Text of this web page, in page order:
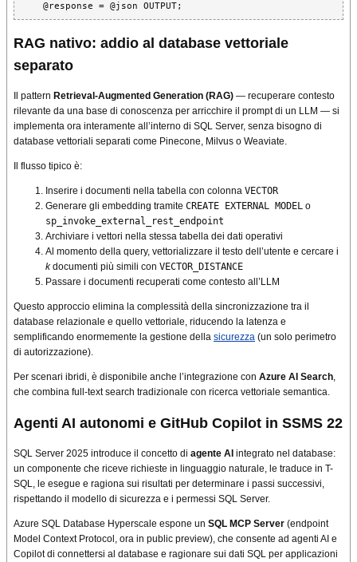
    @response = @json OUTPUT;
RAG nativo: addio al database vettoriale
separato
Il pattern Retrieval-Augmented Generation (RAG) — recuperare contesto
rilevante da una base di conoscenza per arricchire il prompt di un LLM — si
implementa ora interamente all’interno di SQL Server, senza bisogno di
database vettoriali separati come Pinecone, Milvus o Weaviate.
Il flusso tipico è:
Inserire i documenti nella tabella con colonna VECTOR
Generare gli embedding tramite CREATE EXTERNAL MODEL o
sp_invoke_external_rest_endpoint
Archiviare i vettori nella stessa tabella dei dati operativi
Al momento della query, vettorializzare il testo dell’utente e cercare i
kdocumenti più simili con VECTOR_DISTANCE
Passare i documenti recuperati come contesto all’LLM
Questo approccio elimina la complessità della sincronizzazione tra il
database relazionale e quello vettoriale, riducendo la latenza e
semplificando enormemente la gestione della sicurezza (un solo perimetro
di autorizzazione).
Per scenari ibridi, è disponibile anche l’integrazione con Azure AI Search,
che combina full-text search tradizionale con ricerca vettoriale semantica.
Agenti AI autonomi e GitHub Copilot in SSMS 22
SQL Server 2025 introduce il concetto di agente AI integrato nel database:
un componente che riceve richieste in linguaggio naturale, le traduce in T-
SQL, le esegue e ragiona sui risultati per determinare i passi successivi,
rispettando il modello di sicurezza e i permessi SQL Server.
Azure SQL Database Hyperscale espone un SQL MCP Server (endpoint
Model Context Protocol, ora in public preview), che consente ad agenti AI e
Copilot di connettersi al database e ragionare sui dati SQL per applicazioni